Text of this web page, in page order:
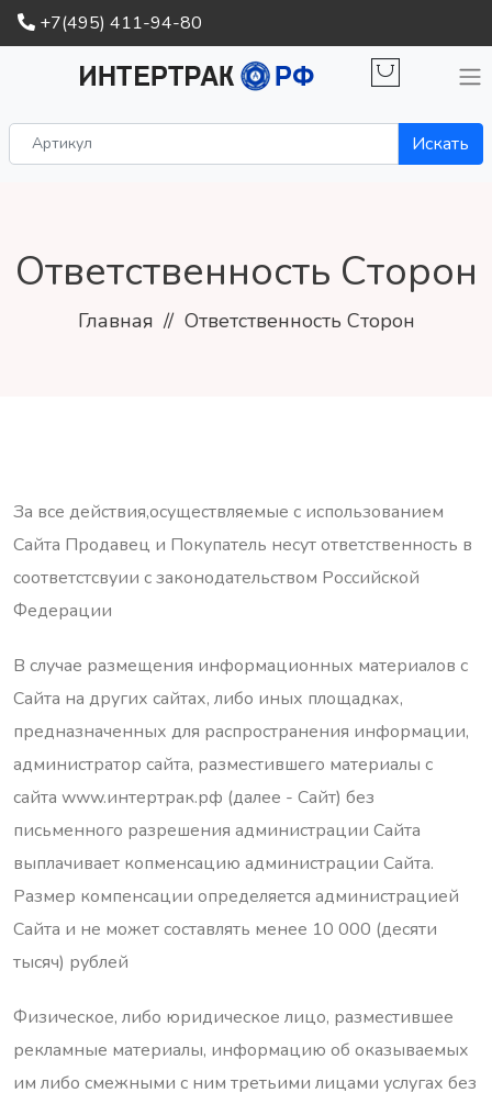
+7(495) 411-94-80
Искать
Ответственность Сторон
Главная Ответственность Сторон
За все действия,осуществляемые с использованием
Сайта Продавец и Покупатель несут ответственность в
соответстсвуии с законодательством Российской
Федерации
В случае размещения информационных материалов с
Сайта на других сайтах, либо иных площадках,
предназначенных для распространения информации,
администратор сайта, разместившего материалы с
сайта www.интертрак.рф (далее - Сайт) без
письменного разрешения администрации Сайта
выплачивает копменсацию администрации Сайта.
Размер компенсации определяется администрацией
Сайта и не может составлять менее 10 000 (десяти
тысяч) рублей
Физическое, либо юридическое лицо, разместившее
рекламные материалы, информацию об оказываемых
им либо смежными с ним третьими лицами услугах без